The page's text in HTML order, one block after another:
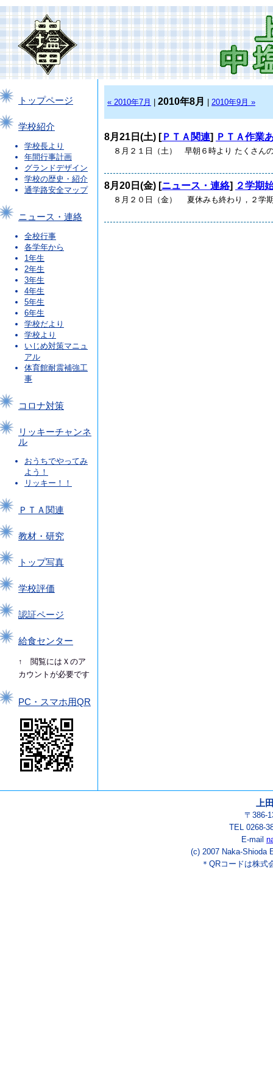
トップページ
学校紹介
学校長より
年間行事計画
グランドデザイン
学校の歴史・紹介
通学路安全マップ
ニュース・連絡
全校行事
各学年から
1年生
2年生
3年生
4年生
5年生
6年生
学校だより
学校より
いじめ対策マニュ
アル
体育館耐震補強工
事
コロナ対策
リッキーチャンネ
ル
おうちでやってみ
よう！
リッキー！！
ＰＴＡ関連
教材・研究
トップ写真
学校評価
認証ページ
給食センター
↑ 閲覧にはＸのア
カウントが必要です
PC・スマホ用QR
« 2010年7月 2010年8月 2010年9月 »
8月21日(土) [ＰＴＡ関連] ＰＴＡ作業
８月２１日（土） 早朝６時より たくさん
8月20日(金) [ニュース・連絡] ２学期
８月２０日（金） 夏休みも終わり，２学
上
〒386-
TEL 0268-
E-mail
(c) 2007 Naka-Shioda
＊QRコードは株式